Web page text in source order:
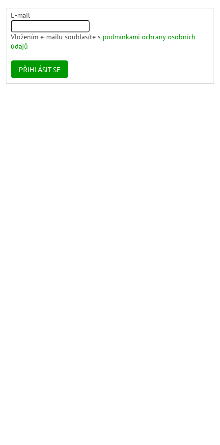
E-mail
Vložením e-mailu souhlasíte s podmínkami ochrany osobních
údajů
PŘIHLÁSIT SE